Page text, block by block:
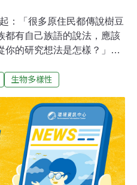
：「很多原住民都傳說樹豆
都有自己族語的說法，應該
你的研究想法是怎樣？」，
子，還給了我靈感，「對
）木豆屬（Cajanus）；
目前學者皆傾向前者之
（Telangana）與恰蒂斯加
討論台灣原住民族語之
載來了解樹豆。最早，是清
這些編纂的師爺們，恐怕都
生物多樣性